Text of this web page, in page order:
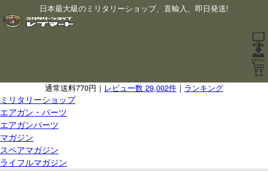
日本最大級のミリタリーショップ、直輸入、即日発送!
通常送料770円｜ レビュー数 29,002件 ｜ ランキング
ミリタリーショップ
エアガン・パーツ
エアガンパーツ
マガジン
スペアマガジン
ライフルマガジン